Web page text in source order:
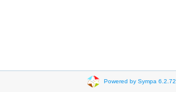
Powered by Sympa 6.2.72